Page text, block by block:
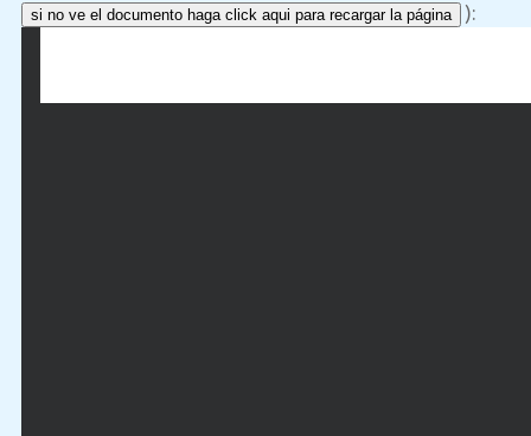
si no ve el documento haga click aqui para recargar la página ):